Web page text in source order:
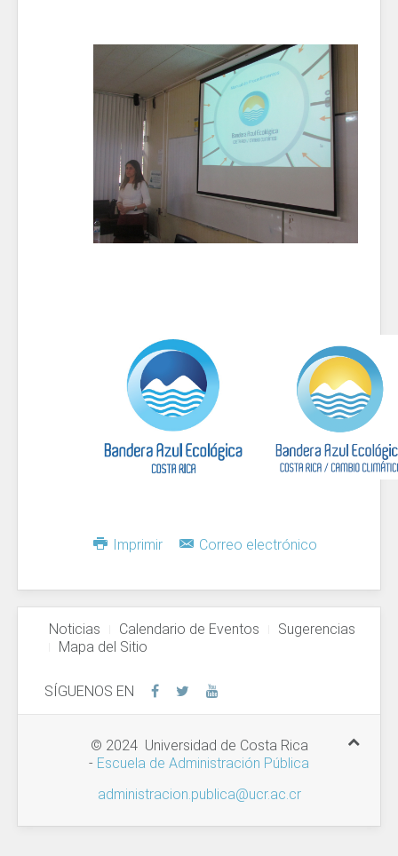
Imprimir Correo electrónico
Noticias Calendario de Eventos
Sugerencias
Mapa del Sitio
SÍGUENOS EN
© 2024 Universidad de Costa Rica
- Escuela de Administración Pública
administracion.publica@ucr.ac.cr